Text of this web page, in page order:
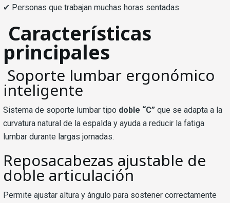
✔ Personas que trabajan muchas horas sentadas
Características
principales
Soporte lumbar ergonómico
inteligente
Sistema de soporte lumbar tipo doble “C” que se adapta a la
curvatura natural de la espalda y ayuda a reducir la fatiga
lumbar durante largas jornadas.
Reposacabezas ajustable de
doble articulación
Permite ajustar altura y ángulo para sostener correctamente